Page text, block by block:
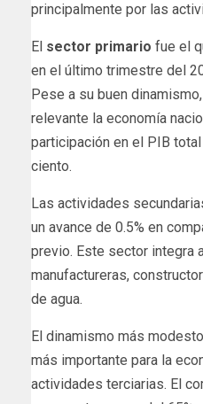
principalmente por las
El sector primario fue el
en el último trimestre del
Pese a su buen
relevante la economía
participación en el PIB
ciento.
Las actividades
un avance de 0.5% en
previo. Este sector integra
manufactureras,
de agua.
El dinamismo más
más importante para la
actividades terciarias. El